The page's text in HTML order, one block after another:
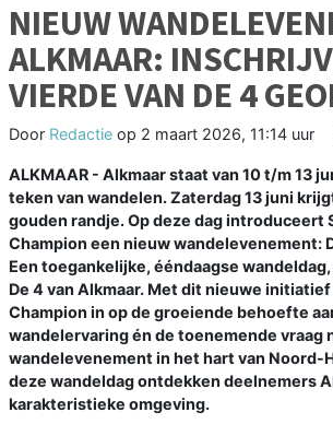
NIEUW
ALKMAAR:
VIERDE VAN DE 4
Door Redactie op 2 maart 2026, 11:14 uur
ALKMAAR - Alkmaar staat van 10 t/m 13
teken van wandelen. Zaterdag 13 juni
gouden randje. Op deze dag introduceert
Champion een nieuw wandelevenement:
Een toegankelijke, ééndaagse
De 4 van Alkmaar. Met dit nieuwe
Champion in op de groeiende behoefte
wandelervaring én de toenemende vraag
wandelevenement in het hart van Noord-
deze wandeldag ontdekken deelnemers
karakteristieke omgeving.